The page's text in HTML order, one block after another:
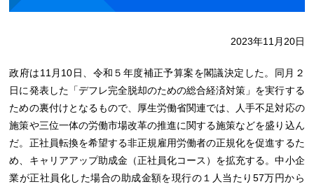
2023年11月20日
政府は11月10日、令和５年度補正予算案を閣議決定した。同月２
日に発表した「デフレ完全脱却のための総合経済対策」を実行する
ための裏付けとなるもので、厚生労働省関連では、人手不足対応の
施策や三位一体の労働市場改革の推進に関する施策などを盛り込ん
だ。正社員転換を希望する非正規雇用労働者の正規化を促進するた
め、キャリアアップ助成金（正社員化コース）を拡充する。中小企
業が正社員化した場合の助成金額を現行の１人当たり57万円から